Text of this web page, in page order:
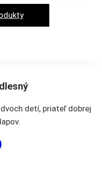
detí, priateľ dobrej